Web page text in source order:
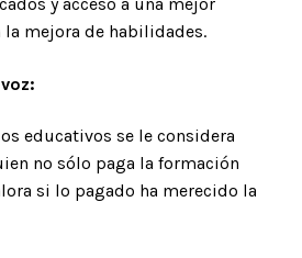
mejora de habilidades.
educativos se le considera
no sólo paga la formación
si lo pagado ha merecido la